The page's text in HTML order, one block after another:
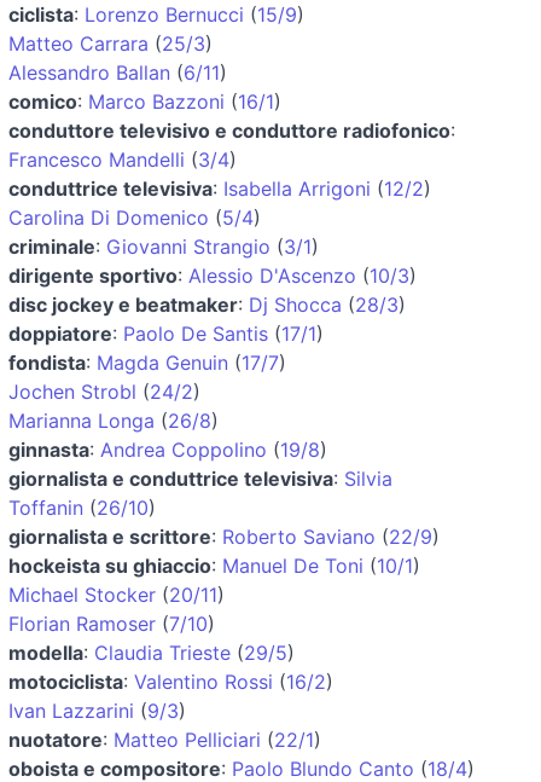
ciclista: Lorenzo Bernucci (15/9)
Matteo Carrara (25/3)
Alessandro Ballan (6/11)
comico: Marco Bazzoni (16/1)
conduttore televisivo e conduttore radiofonico:
Francesco Mandelli (3/4)
conduttrice televisiva: Isabella Arrigoni (12/2)
Carolina Di Domenico (5/4)
criminale: Giovanni Strangio (3/1)
dirigente sportivo: Alessio D'Ascenzo (10/3)
disc jockey e beatmaker: Dj Shocca (28/3)
doppiatore: Paolo De Santis (17/1)
fondista: Magda Genuin (17/7)
Jochen Strobl (24/2)
Marianna Longa (26/8)
ginnasta: Andrea Coppolino (19/8)
giornalista e conduttrice televisiva: Silvia
Toffanin (26/10)
giornalista e scrittore: Roberto Saviano (22/9)
hockeista su ghiaccio: Manuel De Toni (10/1)
Michael Stocker (20/11)
Florian Ramoser (7/10)
modella: Claudia Trieste (29/5)
motociclista: Valentino Rossi (16/2)
Ivan Lazzarini (9/3)
nuotatore: Matteo Pelliciari (22/1)
oboista e compositore: Paolo Blundo Canto (18/4)